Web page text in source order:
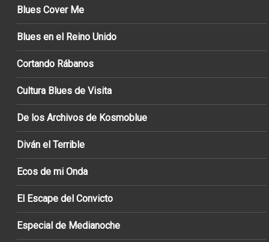
Blues Cover Me
Blues en el Reino Unido
Cortando Rábanos
Cultura Blues de Visita
De los Archivos de Kosmoblue
Diván el Terrible
Ecos de mi Onda
El Escape del Convicto
Especial de Medianoche